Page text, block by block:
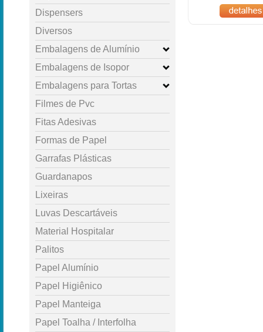
Dispensers
Diversos
Embalagens de Alumínio
Embalagens de Isopor
Embalagens para Tortas
Filmes de Pvc
Fitas Adesivas
Formas de Papel
Garrafas Plásticas
Guardanapos
Lixeiras
Luvas Descartáveis
Material Hospitalar
Palitos
Papel Alumínio
Papel Higiênico
Papel Manteiga
Papel Toalha / Interfolha